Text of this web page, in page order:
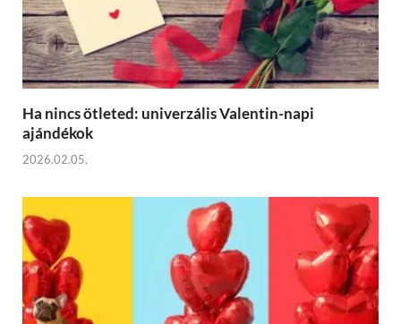
Ha nincs ötleted: univerzális Valentin-napi
ajándékok
2026.02.05.